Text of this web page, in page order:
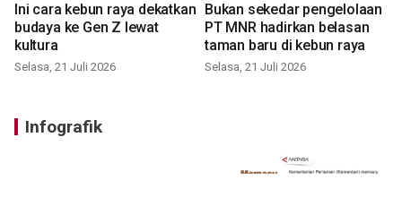
Ini cara kebun raya dekatkan
budaya ke Gen Z lewat
kultura
Selasa, 21 Juli 2026
Bukan sekedar pengelolaan
PT MNR hadirkan belasan
taman baru di kebun raya
Selasa, 21 Juli 2026
Infografik